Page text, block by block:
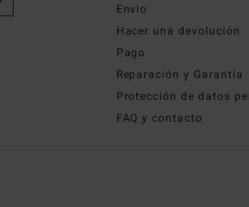
Envio
Hacer una devolución
Pago
Reparación y Garantía
Protección de datos
FAQ y contacto